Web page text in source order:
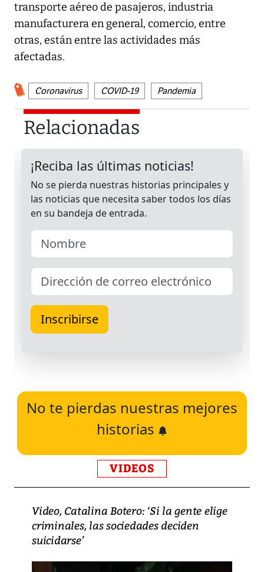
transporte aéreo de pasajeros, industria
manufacturera en general, comercio, entre
otras, están entre las actividades más
afectadas.
Coronavirus COVID-19 Pandemia
Relacionadas
No te pierdas nuestras mejores
historias
VIDEOS
Video, Catalina Botero: ‘Si la gente elige
criminales, las sociedades deciden
suicidarse’